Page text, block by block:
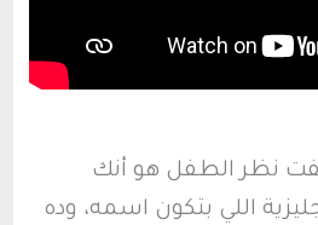
نظر الطفل هو أنك
اللي بتكون اسمه، وده